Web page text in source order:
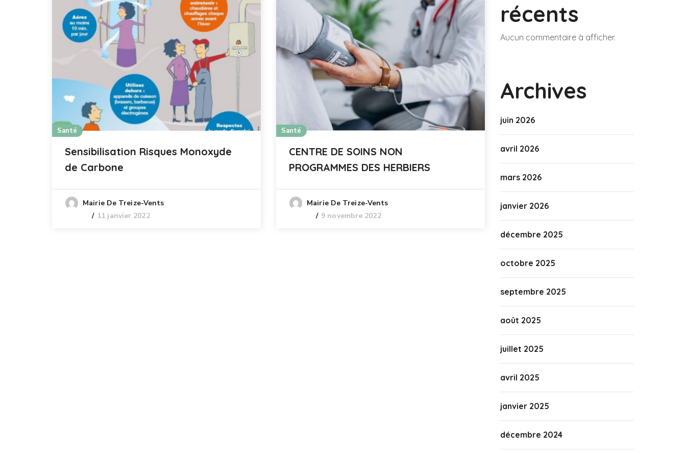
Santé
Sensibilisation Risques Monoxyde
de Carbone
Mairie De Treize-Vents
11 janvier 2022
Santé
CENTRE DE SOINS NON
PROGRAMMES DES HERBIERS
Mairie De Treize-Vents
9 novembre 2022
récents
Aucun commentaire à afficher.
Archives
juin 2026
avril 2026
mars 2026
janvier 2026
décembre 2025
octobre 2025
septembre 2025
août 2025
juillet 2025
avril 2025
janvier 2025
décembre 2024